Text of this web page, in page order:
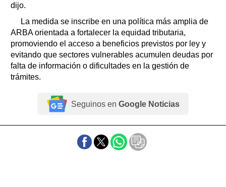
dijo.
La medida se inscribe en una política más amplia de
ARBA orientada a fortalecer la equidad tributaria,
promoviendo el acceso a beneficios previstos por ley y
evitando que sectores vulnerables acumulen deudas por
falta de información o dificultades en la gestión de
trámites.
Seguinos en Google Noticias